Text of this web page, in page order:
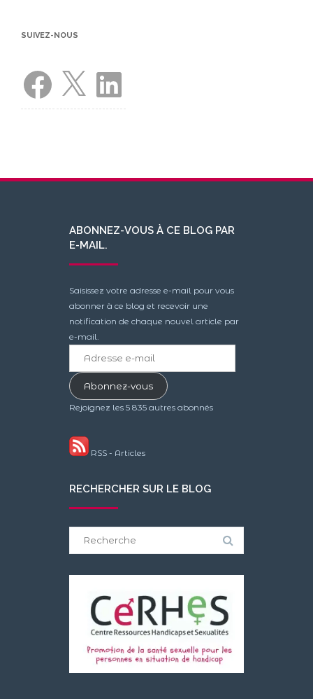
SUIVEZ-NOUS
Facebook LinkedIn
ABONNEZ-VOUS À CE BLOG PAR
E-MAIL.
Saisissez votre adresse e-mail pour vous
abonner à ce blog et recevoir une
notification de chaque nouvel article par
e-mail.
mailAbonnez-vous
Rejoignez les 5 835 autres abonnés
RSS - Articles
RECHERCHER SUR LE BLOG